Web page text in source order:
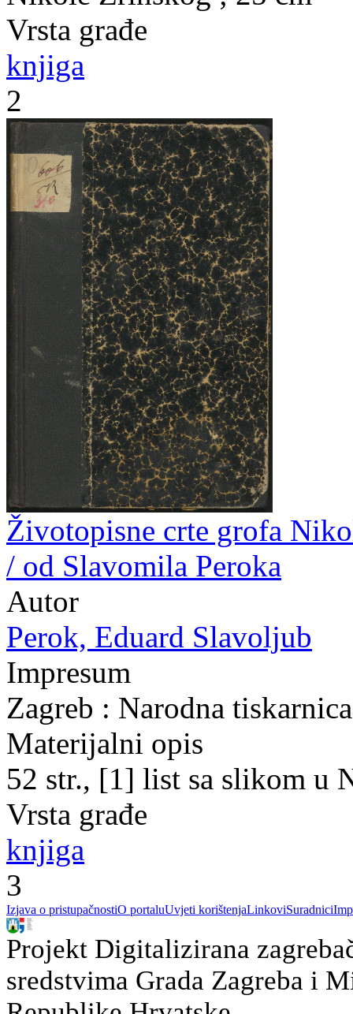
Vrsta građe
knjiga
2
Životopisne crte grofa
/ od Slavomila Peroka
Autor
Perok, Eduard Slavoljub
Impresum
Zagreb : Narodna
Materijalni opis
52 str., [1] list sa slikom u
Vrsta građe
knjiga
3
Izjava o pristupačnostiO portaluUvjeti korištenjaLinkoviSuradnici
Projekt Digitalizirana
sredstvima Grada Zagreba i